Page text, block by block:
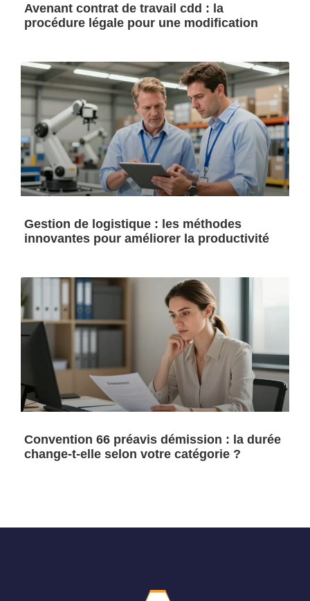
Avenant contrat de travail cdd : la
procédure légale pour une modification
Gestion de logistique : les méthodes
innovantes pour améliorer la productivité
Convention 66 préavis démission : la durée
change-t-elle selon votre catégorie ?